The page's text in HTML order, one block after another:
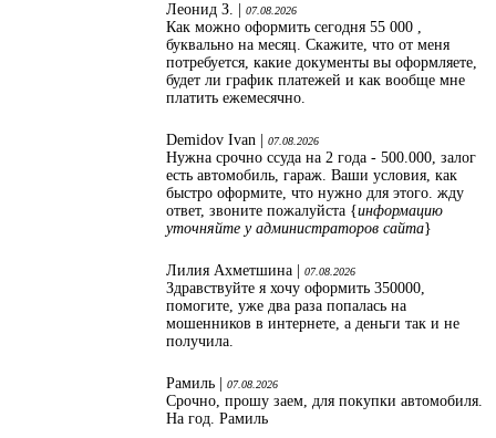
Леонид З. |
07.08.2026
Как можно оформить сегодня 55 000 ,
буквально на месяц. Скажите, что от меня
потребуется, какие документы вы оформляете,
будет ли график платежей и как вообще мне
платить ежемесячно.
Demidov Ivan | 07.08.2026
Нужна срочно ссуда на 2 года - 500.000, залог
есть автомобиль, гараж. Ваши условия, как
быстро оформите, что нужно для этого. жду
ответ, звоните пожалуйста {информацию
уточняйте у администраторов сайта}
Лилия Ахметшина | 07.08.2026
Здравствуйте я хочу оформить 350000,
помогите, уже два раза попалась на
мошенников в интернете, а деньги так и не
получила.
Рамиль | 07.08.2026
Срочно, прошу заем, для покупки автомобиля.
На год. Рамиль